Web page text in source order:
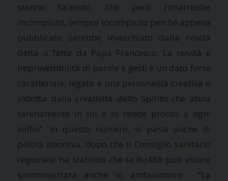
stanno facendo, che però rimarrebbe
incompiuto, sempre incompiuto perché appena
pubblicato sarebbe invecchiato dalla novità
detta o fatta da Papa Francesco. La novità e
imprevedibilità di parole e gesti è un dato forse
caratteriale, legato a una personalità creativa o
indotta dalla creatività dello Spirito che abita
serenamente in lui e lo rende pronto a ogni
soffio”. In questo numero, si parla anche di
pillola abortiva, dopo che il Consiglio sanitario
regionale ha stabilito che la Ru486 può essere
somministrata anche in ambulatorio: “La